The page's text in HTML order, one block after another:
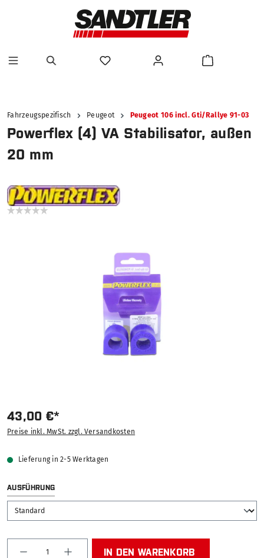
Fahrzeugspezifisch Peugeot Peugeot 106 incl. Gti/Rallye 91-03
Powerflex (4) VA Stabilisator, außen
20 mm
43,00 €*
Preise inkl. MwSt. zzgl. Versandkosten
Lieferung in 2-5 Werktagen
AUSFÜHRUNGAUSWÄHLEN
Produkt Anzahl: Gib den gewünschten Wert ein
IN DEN WARENKORB